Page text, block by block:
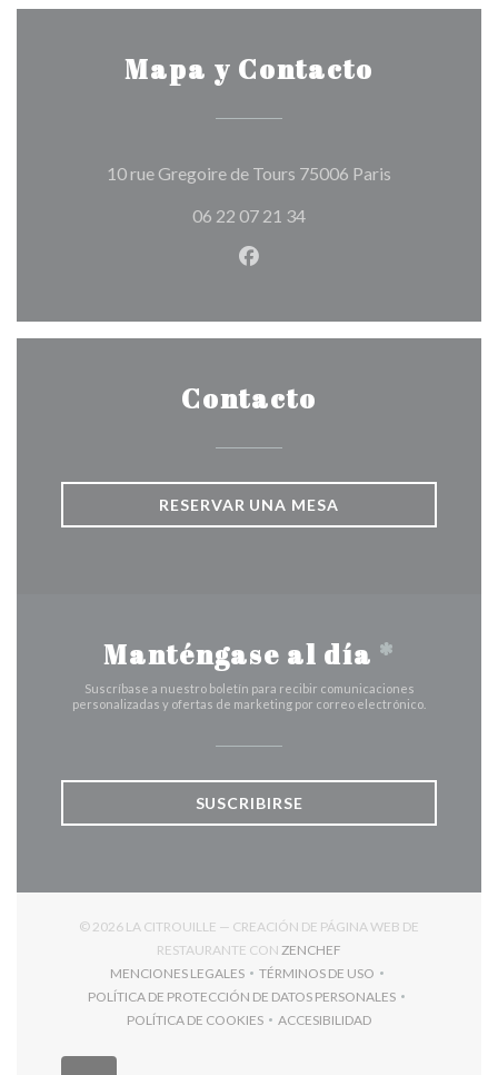
Mapa y Contacto
10 rue Gregoire de Tours 75006 Paris
06 22 07 21 34
Facebook ((abre en una
Contacto
RESERVAR UNA MESA
Manténgase al día *
Suscríbase a nuestro boletín para recibir comunicaciones
personalizadas y ofertas de marketing por correo electrónico.
SUSCRIBIRSE
© 2026 LA CITROUILLE — CREACIÓN DE PÁGINA WEB DE
RESTAURANTE CON ZENCHEF
MENCIONES LEGALES
((ABRE EN UNA NUEVA VENTANA))
TÉRMINOS DE USO
((ABRE EN UNA NUEVA
POLÍTICA DE PROTECCIÓN DE DATOS PERSONALES
((ABRE EN UNA NUEVA VENTANA))
POLÍTICA DE COOKIES
((ABRE EN UNA NUEVA VENTANA))
ACCESIBILIDAD
((ABRE EN UNA NUEVA